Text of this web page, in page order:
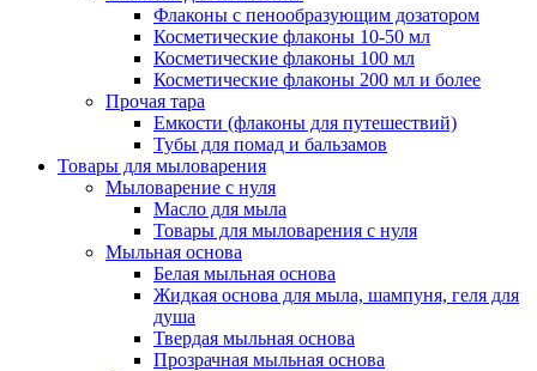
Флаконы с пенообразующим дозатором
Косметические флаконы 10-50 мл
Косметические флаконы 100 мл
Косметические флаконы 200 мл и более
Прочая тара
Емкости (флаконы для путешествий)
Тубы для помад и бальзамов
Товары для мыловарения
Мыловарение с нуля
Масло для мыла
Товары для мыловарения с нуля
Мыльная основа
Белая мыльная основа
Жидкая основа для мыла, шампуня, геля для
душа
Твердая мыльная основа
Прозрачная мыльная основа